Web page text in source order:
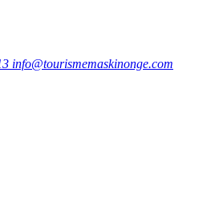
info@tourismemaskinonge.com